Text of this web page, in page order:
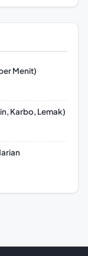
Menit)
Karbo, Lemak)